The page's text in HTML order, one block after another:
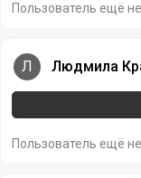
Пользователь ещё
Людмила
Л Людмила
Пользователь ещё